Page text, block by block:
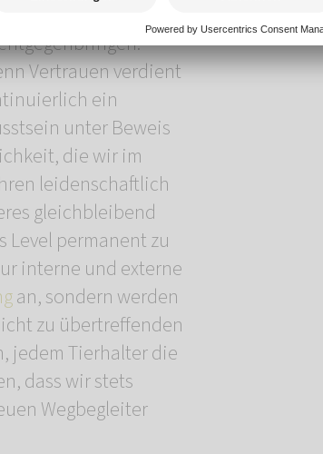
ist ein immenser
Vertrauen verdient
ein
unter Beweis
die wir im
leidenschaftlich
gleichbleibend
Level permanent zu
interne und externe
an, sondern werden
zu übertreffenden
jedem Tierhalter die
dass wir stets
Wegbegleiter